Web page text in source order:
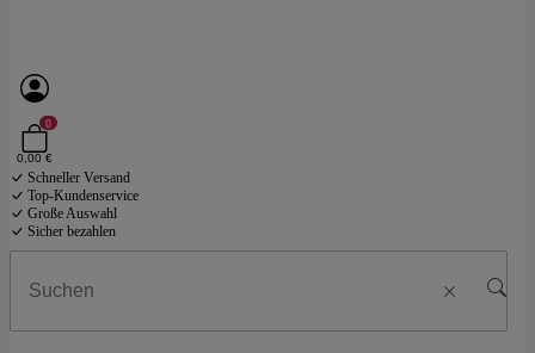
0
0,00 €
Schneller Versand
Top-Kundenservice
Große Auswahl
Sicher bezahlen